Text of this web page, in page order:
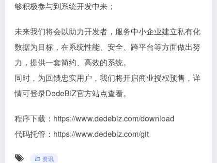
够积极参与到系统开发中来；
未来我们将会以助力开发者，服务中小企业建立私有化
数据为目标，在系统性能、安全、跨平台等方面做出努
力，提供一套简约、高效的系统。
同时，为回馈忠实用户，我们将开启商业授权预售，详
情可登录DedeBIZ官方站点查看。
程序下载：https://www.dedebiz.com/download
代码托管：https://www.dedebiz.com/git
资讯